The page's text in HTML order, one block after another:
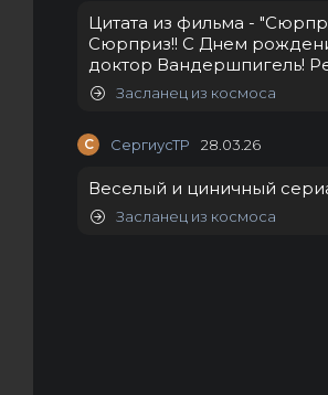
Цитата из фильма -
Сюрприз!! С Днем
доктор Вандершпигель!
Засланец из космоса
С СергиусТР 28.03.26
Веселый и циничный
Засланец из космоса